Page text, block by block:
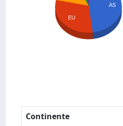
AS
EU
Continente